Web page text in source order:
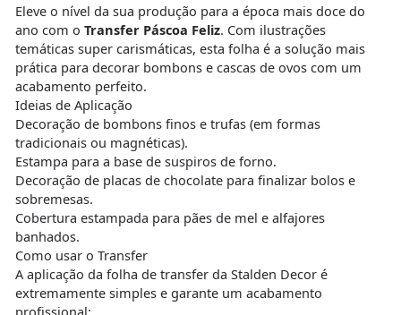
Eleve o nível da sua produção para a época mais doce do
ano com o Transfer Páscoa Feliz. Com ilustrações
temáticas super carismáticas, esta folha é a solução mais
prática para decorar bombons e cascas de ovos com um
acabamento perfeito.
Ideias de Aplicação
Decoração de bombons finos e trufas (em formas
tradicionais ou magnéticas).
Estampa para a base de suspiros de forno.
Decoração de placas de chocolate para finalizar bolos e
sobremesas.
Cobertura estampada para pães de mel e alfajores
banhados.
Como usar o Transfer
A aplicação da folha de transfer da Stalden Decor é
extremamente simples e garante um acabamento
profissional: